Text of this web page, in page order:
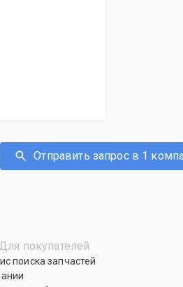
Отправить запрос в 1
Для покупателей
поиска запчастей